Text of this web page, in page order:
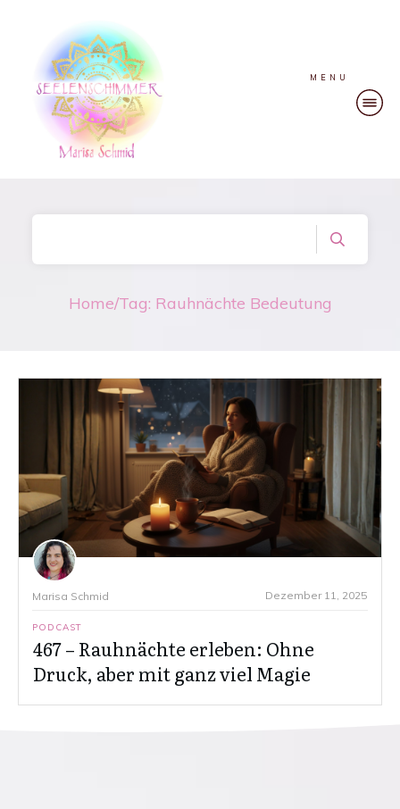
MENU
Home/Tag: Rauhnächte Bedeutung
Marisa Schmid Dezember 11, 2025
PODCAST
467 – Rauhnächte erleben: Ohne
Druck, aber mit ganz viel Magie